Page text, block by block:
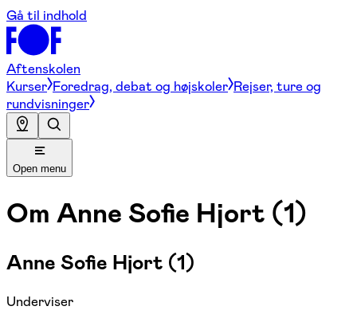
Gå til indhold
Aftenskolen
Kurser Foredrag, debat og højskoler Rejser, ture og
rundvisninger
Open menu
Om Anne Sofie Hjort (1)
Anne Sofie Hjort (1)
Underviser